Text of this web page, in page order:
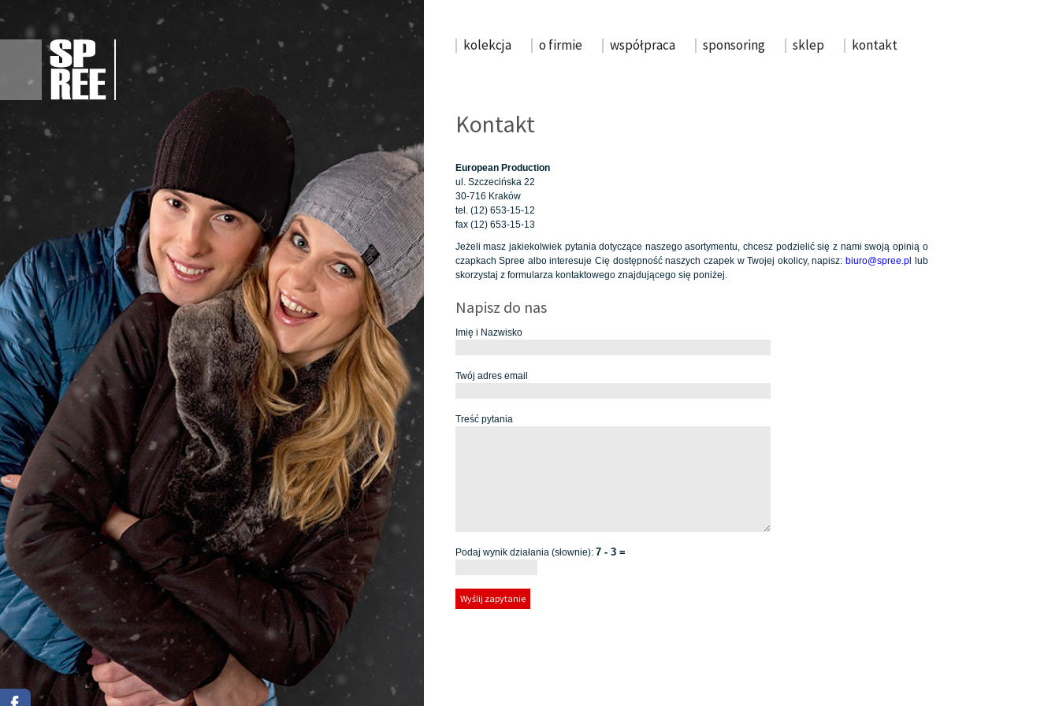
kolekcja o firmie współpraca sponsoring sklep kontakt
Kontakt
European Production
ul. Szczecińska 22
30-716 Kraków
tel. (12) 653-15-12
fax (12) 653-15-13
Jeżeli masz jakiekolwiek pytania dotyczące naszego asortymentu, chcesz podzielić się z nami swoją opinią o
czapkach Spree albo interesuje Cię dostępność naszych czapek w Twojej okolicy, napisz: biuro@spree.pl
lub
skorzystaj z formularza kontaktowego znajdującego się poniżej.
Napisz do nas
Imię i Nazwisko
Twój adres email
Treść pytania
Podaj wynik działania (słownie): 7 - 3 =